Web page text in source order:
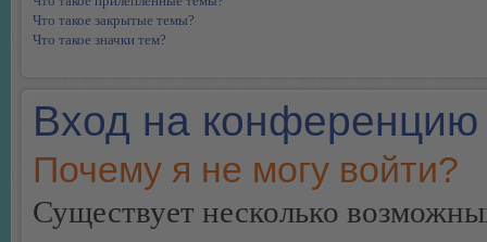
Что такое закрытые темы?
Что такое значки тем?
Вход на конференцию
Почему я не могу войти?
Существует несколько